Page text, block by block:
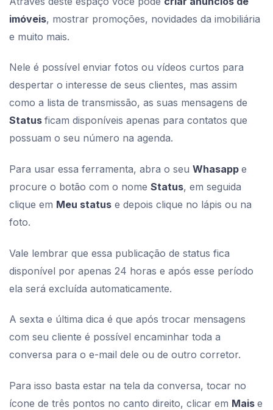
imóveis, mostrar promoções, novidades da imobiliária
e muito mais.
Nele é possível enviar fotos ou vídeos curtos para
despertar o interesse de seus clientes, mas assim
como a lista de transmissão, as suas mensagens de
Status ficam disponíveis apenas para contatos que
possuam o seu número na agenda.
Para usar essa ferramenta, abra o seu Whasapp e
procure o botão com o nome Status, em seguida
clique em Meu status e depois clique no lápis ou na
foto.
Vale lembrar que essa publicação de status fica
disponível por apenas 24 horas e após esse período
ela será excluída automaticamente.
A sexta e última dica é que após trocar mensagens
com seu cliente é possível encaminhar toda a
conversa para o e-mail dele ou de outro corretor.
Para isso basta estar na tela da conversa, tocar no
ícone de três pontos no canto direito, clicar em Mais e